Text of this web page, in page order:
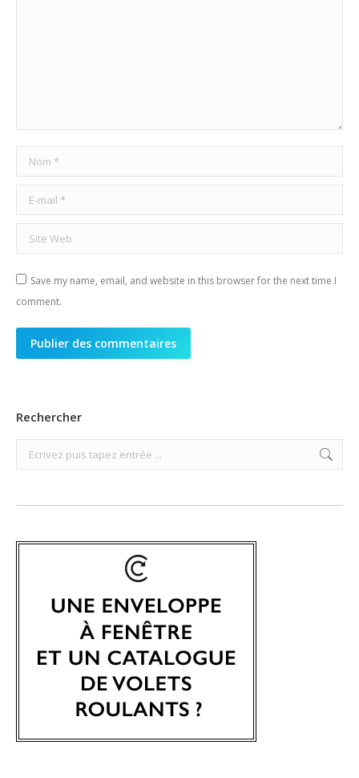
Nom *
E-mail *
Site Web
Save my name, email, and website in this browser for the next time I
comment.
Publier des commentaires
Rechercher
Search: